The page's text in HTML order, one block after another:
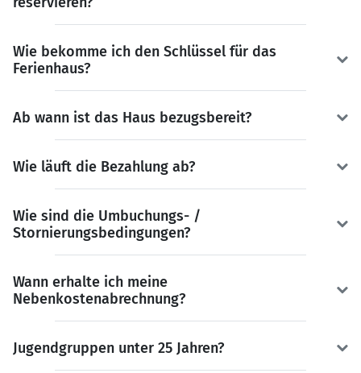
Wie bekomme ich den Schlüssel für das
Ferienhaus?
Ab wann ist das Haus bezugsbereit?
Wie läuft die Bezahlung ab?
Wie sind die Umbuchungs- /
Stornierungsbedingungen?
Wann erhalte ich meine
Nebenkostenabrechnung?
Jugendgruppen unter 25 Jahren?